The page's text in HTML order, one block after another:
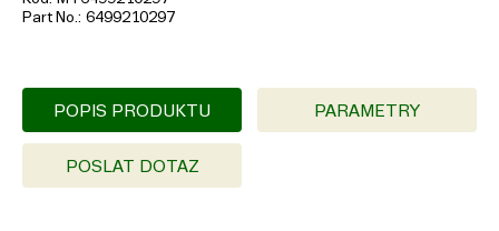
Part No. 6499210297
POPIS PRODUKTU PARAMETRY
POSLAT DOTAZ